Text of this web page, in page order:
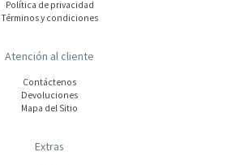
Polí­tica de privacidad
Términos y condiciones
Atención al cliente
Contáctenos
Devoluciones
Mapa del Sitio
Extras